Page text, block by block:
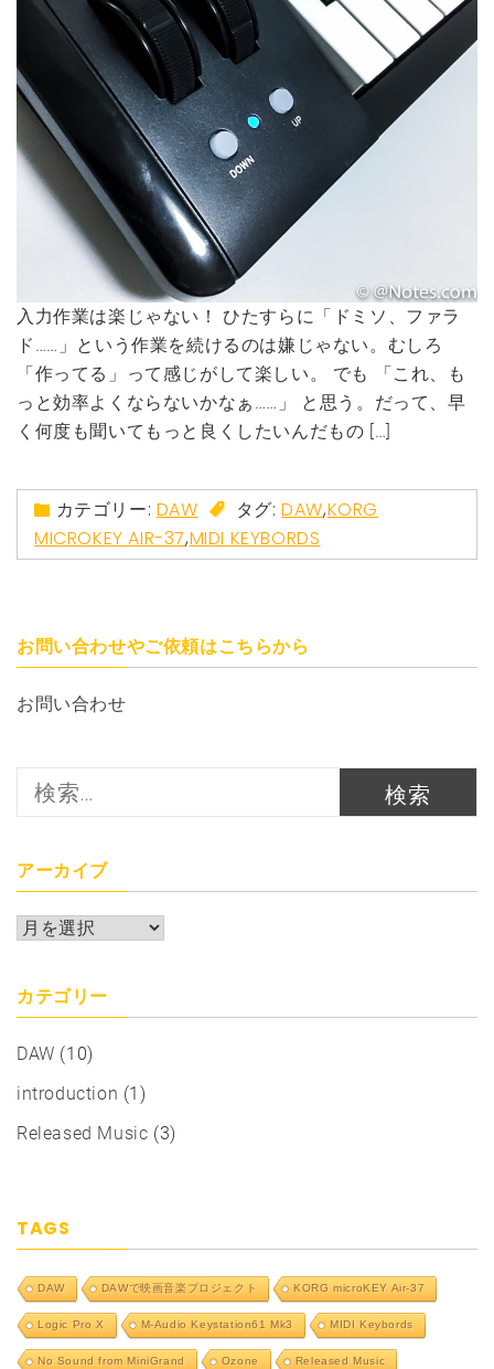
入力作業は楽じゃない！ ひたすらに「ドミソ、ファラ
ド……」という作業を続けるのは嫌じゃない。むしろ
「作ってる」って感じがして楽しい。 でも 「これ、も
っと効率よくならないかなぁ……」 と思う。だって、早
く何度も聞いてもっと良くしたいんだもの […]
カテゴリー: DAW タグ:DAW,KORG
MICROKEY AIR-37,MIDI KEYBORDS
お問い合わせやご依頼はこちらから
お問い合わせ
索:
アーカイブ
ア
カ
イ
ブ
カテゴリー
DAW (10)
introduction (1)
Released Music (3)
TAGS
DAW DAWで映画音楽プロジェクト KORG microKEY Air-37
Logic Pro X M-Audio Keystation61 Mk3 MIDI Keybords
No Sound from MiniGrand Ozone Released Music